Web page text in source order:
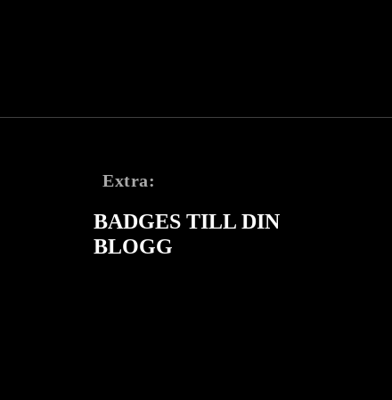
Extra:
BADGES TILL DIN
BLOGG